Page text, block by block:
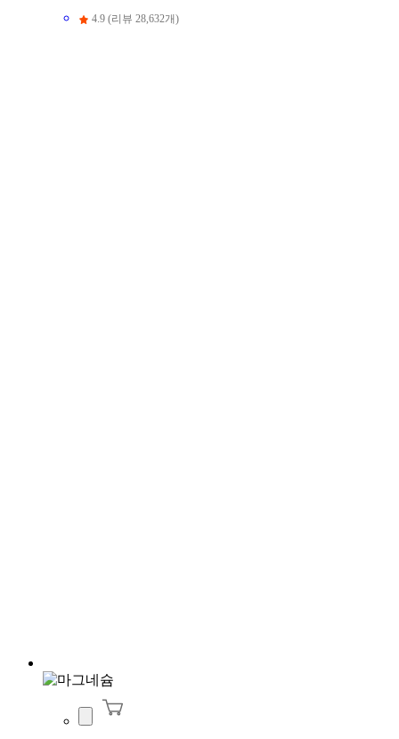
4.9 (리뷰 28,632개)